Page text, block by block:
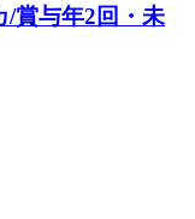
賞与年2回・未